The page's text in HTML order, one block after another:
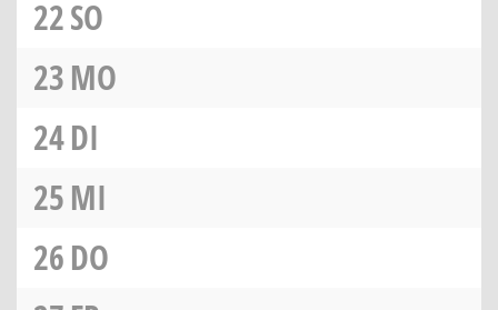
22SO
23MO
24DI
25MI
26DO